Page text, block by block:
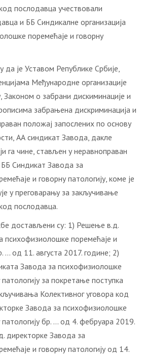
послодавца учествовали
и ББ Синдикалнe организација
поремећаје и говорну
да је Уставом Републике Србије,
Међународне организације
о забрани дискиминације и
забрањена дискриминација и
положај запослених по основу
АА синдикат Завода, дакле
га чине, стављен у неравноправан
Синдикат Завода за
и говорну патологију, коме је
у преговарању за закључивање
послодавца.
достављени су: 1) Решење в.д.
психофизиолошке поремећаје и
… од 11. августа 2017. године; 2)
Завода за психофизиолошке
за покретање поступка
Колективног уговора код
Завода за психофизиолошке
бр. … од 4. фебруара 2019.
директорке Завода за
и говорну патологију од 14.